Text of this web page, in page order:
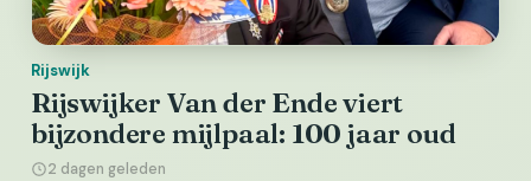
Rijswijk
Rijswijker Van der Ende viert
bijzondere mijlpaal: 100 jaar oud
2 dagen geleden